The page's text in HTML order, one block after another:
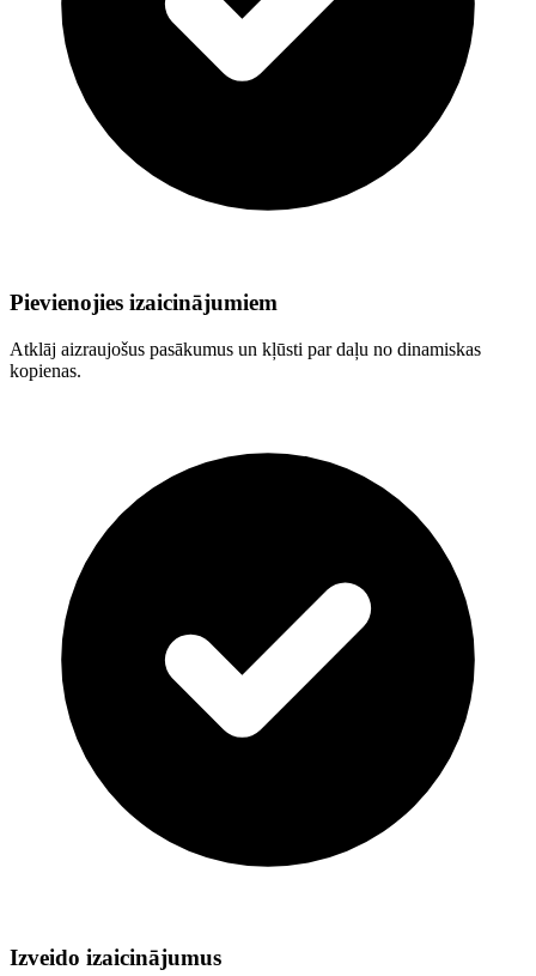
Pievienojies izaicinājumiem
Atklāj aizraujošus pasākumus un kļūsti par daļu no dinamiskas
kopienas.
Izveido izaicinājumus